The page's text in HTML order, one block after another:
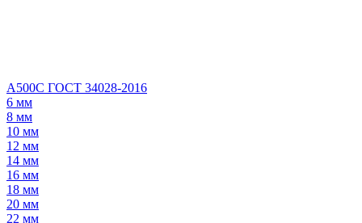
А500С ГОСТ 34028-2016
6 мм
8 мм
10 мм
12 мм
14 мм
16 мм
18 мм
20 мм
22 мм